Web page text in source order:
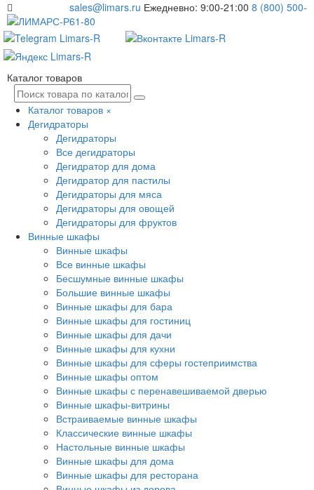
sales@limars.ru Ежедневно: 9:00-21:00 8 (800) 500-
61-80
Каталог товаров
Каталог товаров ×
Дегидраторы
Дегидраторы
Все дегидраторы
Дегидратор для дома
Дегидратор для пастилы
Дегидраторы для мяса
Дегидраторы для овощей
Дегидраторы для фруктов
Винные шкафы
Винные шкафы
Все винные шкафы
Бесшумные винные шкафы
Большие винные шкафы
Винные шкафы для бара
Винные шкафы для гостиниц
Винные шкафы для дачи
Винные шкафы для кухни
Винные шкафы для сферы гостеприимства
Винные шкафы оптом
Винные шкафы с перенавешиваемой дверью
Винные шкафы-витрины
Встраиваемые винные шкафы
Классические винные шкафы
Настольные винные шкафы
Винные шкафы для дома
Винные шкафы для ресторана